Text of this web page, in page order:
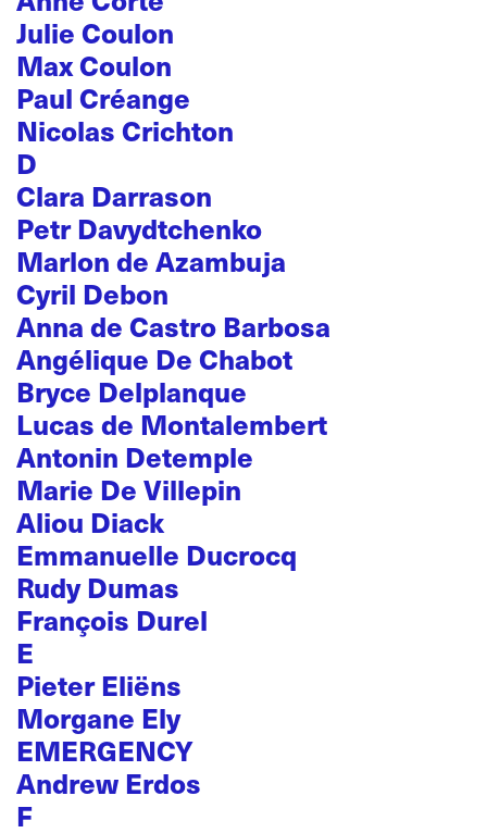
Julie Coulon
Max Coulon
Paul Créange
Nicolas Crichton
D
Clara Darrason
Petr Davydtchenko
Marlon de Azambuja
Cyril Debon
Anna de Castro Barbosa
Angélique De Chabot
Bryce Delplanque
Lucas de Montalembert
Antonin Detemple
Marie De Villepin
Aliou Diack
Emmanuelle Ducrocq
Rudy Dumas
François Durel
E
Pieter Eliëns
Morgane Ely
EMERGENCY
Andrew Erdos
F